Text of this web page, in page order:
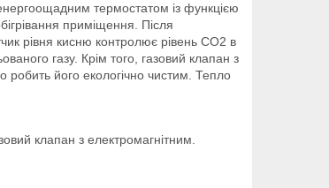
термостатом із функцією
приміщення. Після
рівня кисню контролює рівень CO2 в
газу. Крім того, газовий клапан з
робить його екологічно чистим. Тепло
клапан з електромагнітним.